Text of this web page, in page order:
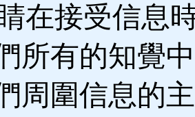
在接受信息
所有的知覺
周圍信息的